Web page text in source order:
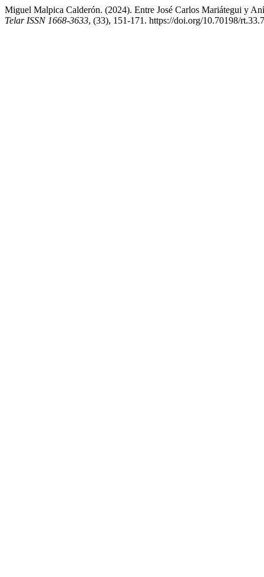
Miguel Malpica Calderón. (2024). Entre José Carlos Mariátegui y
Telar ISSN 1668-3633, (33), 151-171. https://doi.org/10.70198/